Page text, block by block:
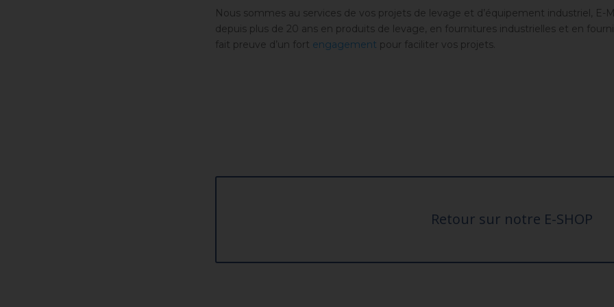
Nous sommes au services de vos projets de levage et d’équipement industriel, E-
depuis plus de 20 ans en produits de levage, en fournitures industrielles et en
fait preuve d’un fort engagement pour faciliter vos projets.
Retour sur notre E-SHOP